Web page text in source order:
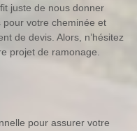
juste de nous donner
votre cheminée et
de devis. Alors, n’hésitez
projet de ramonage.
pour assurer votre